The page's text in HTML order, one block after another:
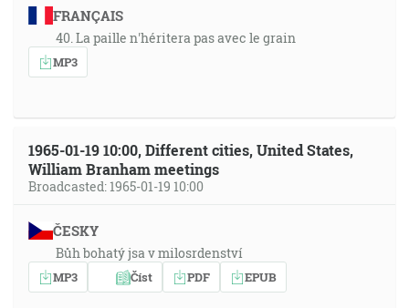
FRANÇAIS
40. La paille n'héritera pas avec le grain
MP3
1965-01-19 10:00, Different cities, United States,
William Branham meetings
Broadcasted: 1965-01-19 10:00
ČESKY
Bůh bohatý jsa v milosrdenství
MP3 Číst PDF EPUB